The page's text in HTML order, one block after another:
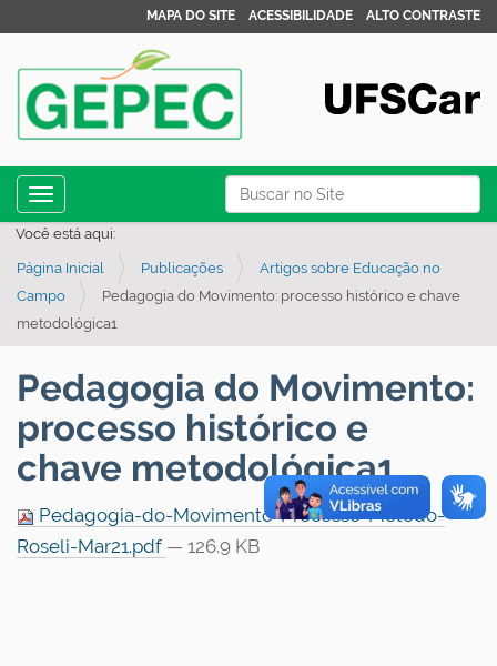
Busca
Busca Avançada…
MAPA DO SITE ACESSIBILIDADE ALTO CONTRASTE
Toggle navigation
Você está aqui:
Página Inicial Publicações
Artigos sobre Educação no
Campo
Pedagogia do Movimento: processo histórico e chave
metodológica1
Pedagogia do Movimento:
processo histórico e
chave metodológica1
Pedagogia-do-Movimento-Processo-Método-
Roseli-Mar21.pdf — 126.9 KB